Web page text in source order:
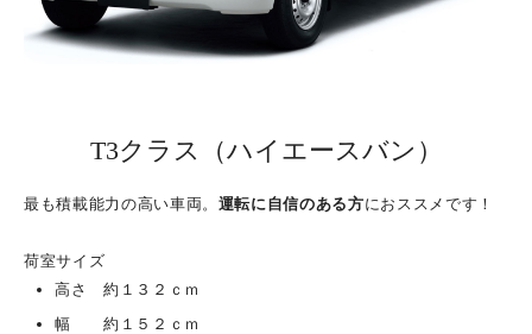
T3クラス（ハイエースバン）
最も積載能力の高い車両。 運転に自信のある方におススメです！
荷室サイズ
高さ 約１３２ｃｍ
幅 約１５２ｃｍ